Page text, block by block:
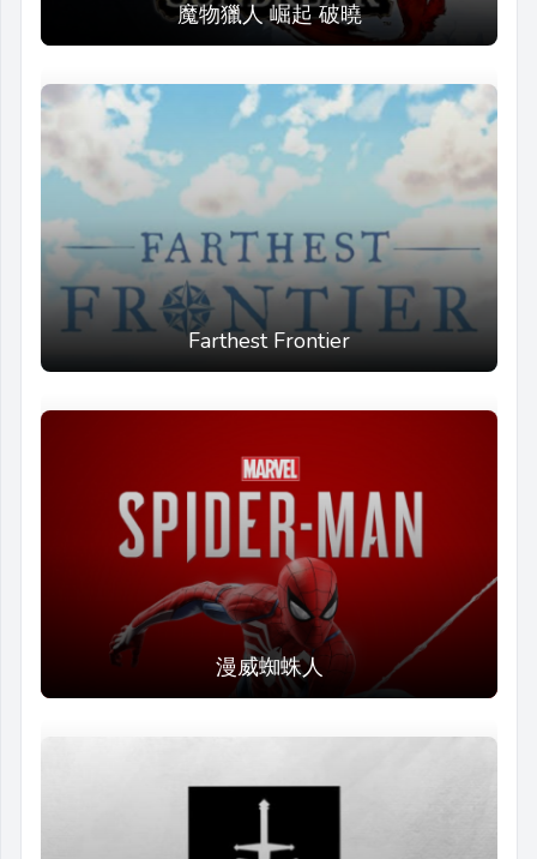
魔物獵人 崛起 破曉
Farthest Frontier
漫威蜘蛛人